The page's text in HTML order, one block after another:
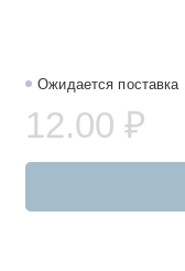
Ожидается поставка
12.00 ₽